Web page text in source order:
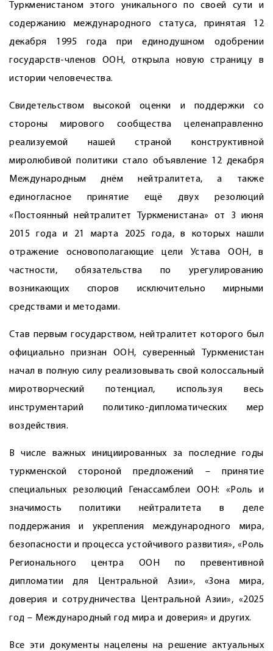
Туркменистаном этого уникального по своей сути и
содержанию международного статуса, принятая 12
декабря 1995 года при единодушном одобрении
государств-членов ООН, открыла новую страницу в
истории человечества.
Свидетельством высокой оценки и поддержки со
стороны мирового сообщества целенаправленно
реализуемой нашей страной конструктивной
миролюбивой политики стало объявление 12 декабря
Международным днём нейтралитета, а также
единогласное принятие ещё двух резолюций
«Постоянный нейтралитет Туркменистана» от 3 июня
2015 года и 21 марта 2025 года, в которых нашли
отражение основополагающие цели Устава ООН, в
частности, обязательства по урегулированию
возникающих споров исключительно мирными
средствами и методами.
Став первым государством, нейтралитет которого был
официально признан ООН, суверенный Туркменистан
начал в полную силу реализовывать свой колоссальный
миротворческий потенциал, используя весь
инструментарий политико-дипломатических мер
воздействия.
В числе важных инициированных за последние годы
туркменской стороной предложений – принятие
специальных резолюций Генассамблеи ООН: «Роль и
значимость политики нейтралитета в деле
поддержания и укрепления международного мира,
безопасности и процесса устойчивого развития», «Роль
Регионального центра ООН по превентивной
дипломатии для Центральной Азии», «Зона мира,
доверия и сотрудничества Центральной Азии», «2025
год – Международный год мира и доверия» и других.
Все эти документы нацелены на решение актуальных